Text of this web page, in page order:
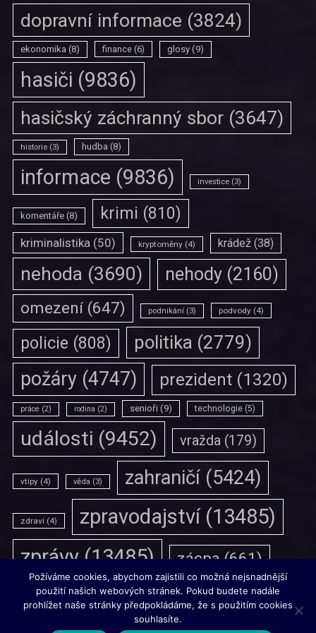
dopravní informace (3824)
ekonomika (8) finance (6) glosy (9)
hasiči (9836)
hasičský záchranný sbor (3647)
historie (3) hudba (8)
informace (9836) investice (3)
komentáře (8) krimi (810)
kriminalistika (50) kryptoměny (4) krádež (38)
nehoda (3690) nehody (2160)
omezení (647) podnikání (3) podvody (4)
policie (808) politika (2779)
požáry (4747) prezident (1320)
práce (2) rodina (2) senioři (9) technologie (5)
události (9452) vražda (179)
vtipy (4) věda (3) zahraničí (5424)
zdraví (4) zpravodajství(13485)
zprávy(13485) zácpa(661)
Požíváme cookies, abychom zajistili co možná nejsnadnější
použití našich webových stránek. Pokud budete nadále
prohlížet naše stránky předpokládáme, že s použitím cookies
souhlasíte.